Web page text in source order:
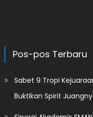
Pos-pos Terbaru
Sabet 9 Tropi
Buktikan Spirit